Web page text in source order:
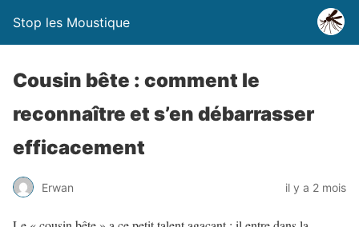
Stop les Moustique
Cousin bête : comment le
reconnaître et s’en débarrasser
efficacement
Erwan il y a 2 mois